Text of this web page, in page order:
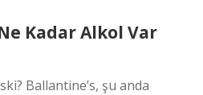
Kadar Alkol Var
Ballantine’s, şu anda